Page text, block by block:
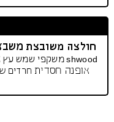
חולצה משובצת
shwood משקפי שמש עץ
אופנה חסדית חרדים